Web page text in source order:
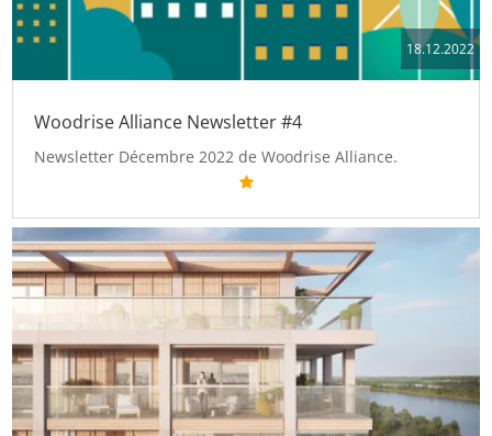
18.12.2022
Woodrise Alliance Newsletter #4
Newsletter Décembre 2022 de Woodrise Alliance.